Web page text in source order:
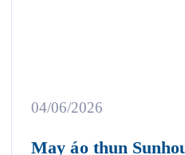
04/06/2026
May áo thun